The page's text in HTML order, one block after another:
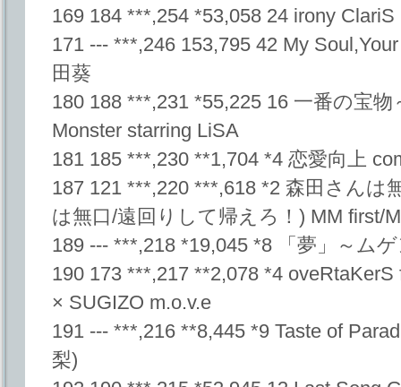
169 184 ***,254 *53,058 24 irony ClariS
171 --- ***,246 153,795 42 My
田葵
180 188 ***,231 *55,225 16 一番の宝
Monster starring LiSA
181 185 ***,230 **1,704 *4 恋愛向上
187 121 ***,220 ***,618 *2 森田さんは
は無口/遠回りして帰えろ！) MM first/
189 --- ***,218 *19,045 *8 「夢」～ム
190 173 ***,217 **2,078 *4
× SUGIZO m.o.v.e
191 --- ***,216 **8,445 *9 Taste of
梨)